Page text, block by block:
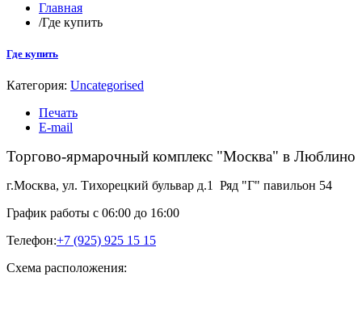
Главная
/Где купить
Где купить
Категория: Uncategorised
Печать
E-mail
Торгово-ярмарочный комплекс "Москва" в Люблино
г.Москва, ул. Тихорецкий бульвар д.1 Ряд "Г" павильон 54
График работы с 06:00 до 16:00
Телефон:+7 (925) 925 15 15
Схема расположения: